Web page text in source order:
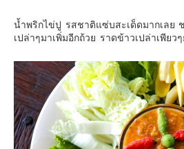
เอเชีย
จีน
มาเลเชีย
เวียดนาม
ฮ่องกง
น้ำพริกไข่ปู รสชาติแซ่บสะเด็ดมากเลย
เปล่าๆมาเพิ่มอีกถ้วย ราดข้าวเปล่าเพียว